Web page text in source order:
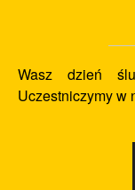
Wasz dzień
Uczestniczymy w